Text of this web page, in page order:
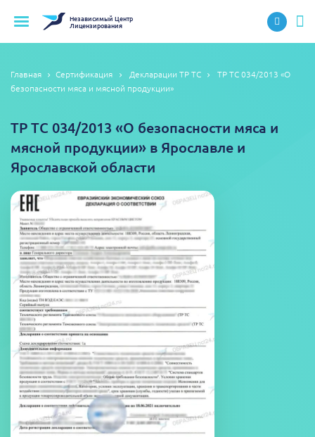
НезависимыйЦентр
Лицензирования
Главная Сертификация Декларации ТР ТС
ТР ТС 034/2013 «О
безопасности мяса и мясной продукции»
ТР ТС 034/2013 «О безопасности мяса и
мясной продукции» в Ярославле и
Ярославской области